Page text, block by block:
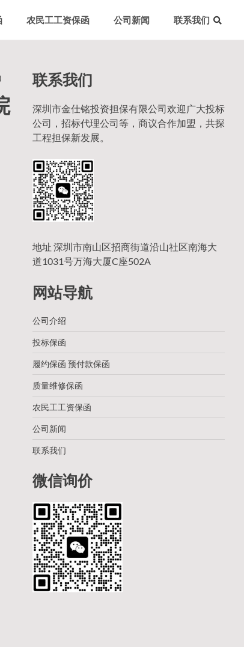
农民工工资保函 公司新闻 联系我们
联系我们
深圳市金仕铭投资担保有限公司欢迎广大投标
公司，招标代理公司等，商议合作加盟，共探
工程担保新发展。
地址 深圳市南山区招商街道沿山社区南海大
道1031号万海大厦C座502A
网站导航
公司介绍
投标保函
履约保函 预付款保函
质量维修保函
农民工工资保函
公司新闻
联系我们
微信询价